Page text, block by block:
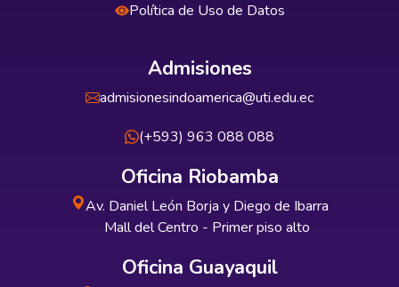
Política de Uso de Datos
Admisiones
admisionesindoamerica@uti.edu.ec
(+593) 963 088 088
Oficina Riobamba
Av. Daniel León Borja y Diego de Ibarra
Mall del Centro - Primer piso alto
Oficina Guayaquil